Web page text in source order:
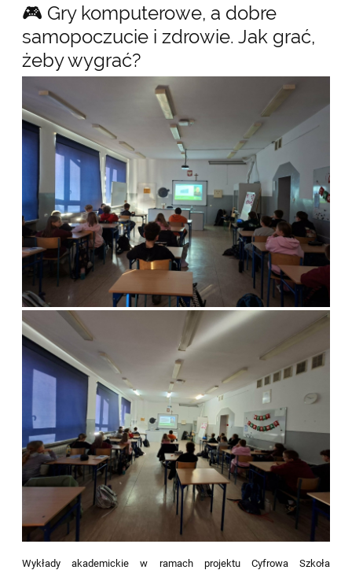
🎮 Gry komputerowe, a dobre
samopoczucie i zdrowie. Jak grać,
żeby wygrać?
Wykłady akademickie w ramach projektu Cyfrowa Szkoła